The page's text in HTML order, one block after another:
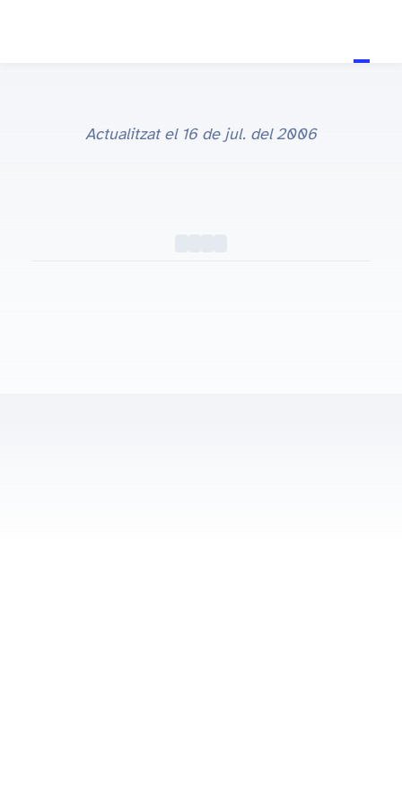
Actualitzat el 16 de jul. del 2006